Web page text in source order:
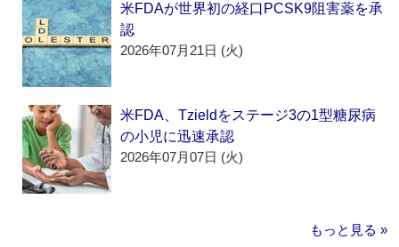
米FDAが世界初の経口PCSK9阻害薬を承
認
2026年07月21日 (火)
米FDA、Tzieldをステージ3の1型糖尿病
の小児に迅速承認
2026年07月07日 (火)
もっと見る »